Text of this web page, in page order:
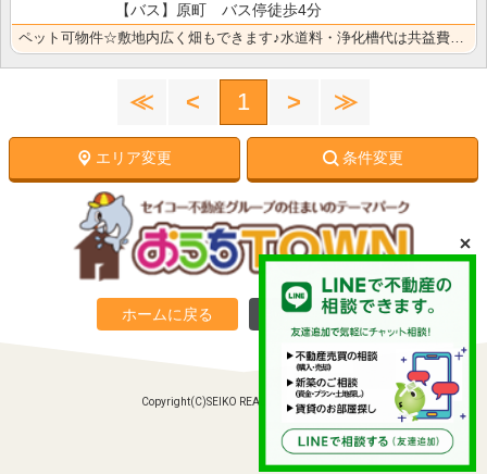
【バス】原町 バス停徒歩4分
ペット可物件☆敷地内広く畑もできます♪水道料・浄化槽代は共益費に込みでお得です！ガスコンロと温水洗浄･･･
≪ < 1 > ≫
エリア変更 条件変更
ホームに戻る PC向けサイトへ
Copyright(C)SEIKO REAL ESTATE Co., Ltd.